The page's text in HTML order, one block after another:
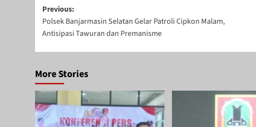
Post
navigation
Previous:
Polsek Banjarmasin Selatan Gelar Patroli Cipkon Malam,
Antisipasi Tawuran dan Premanisme
More Stories